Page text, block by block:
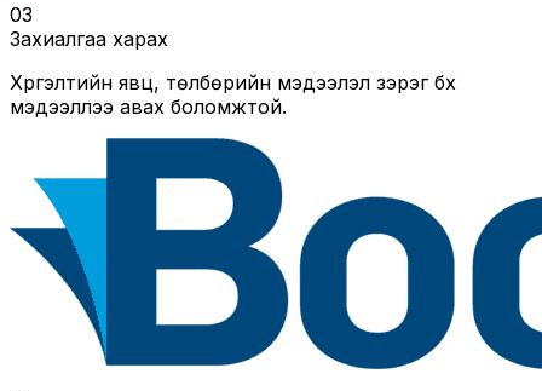
03
Захиалгаа харах
Хүргэлтийн явц, төлбөрийн мэдээлэл зэрэг бүх
мэдээллээ авах боломжтой.